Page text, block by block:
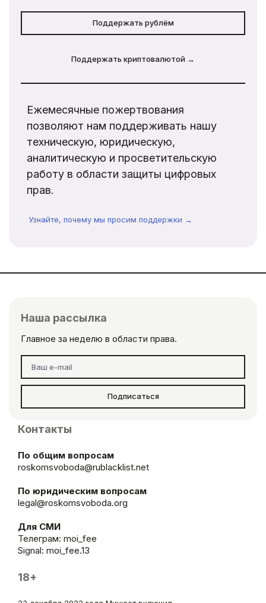
Поддержать рублём
Поддержать криптовалютой →
Ежемесячные пожертвования
позволяют нам поддерживать нашу
техническую, юридическую,
аналитическую и просветительскую
работу в области защиты цифровых
прав.
Узнайте, почему мы просим поддержки →
Наша рассылка
Главное за неделю в области права.
Подписаться
Контакты
По общим вопросам
roskomsvoboda@rublacklist.net
По юридическим вопросам
legal@roskomsvoboda.org
Для СМИ
Телеграм: moi_fee
Signal: moi_fee.13
18+